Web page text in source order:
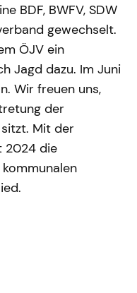
BDF, BWFV, SDW
gewechselt.
ÖJV ein
Jagd dazu. Im Juni
Wir freuen uns,
der
Mit der
2024 die